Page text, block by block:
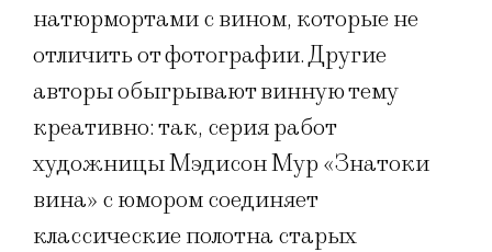
натюрмортами с вином, которые не
отличить от фотографии. Другие
авторы обыгрывают винную тему
креативно: так, серия работ
художницы Мэдисон Мур «Знатоки
вина» с юмором соединяет
классические полотна старых